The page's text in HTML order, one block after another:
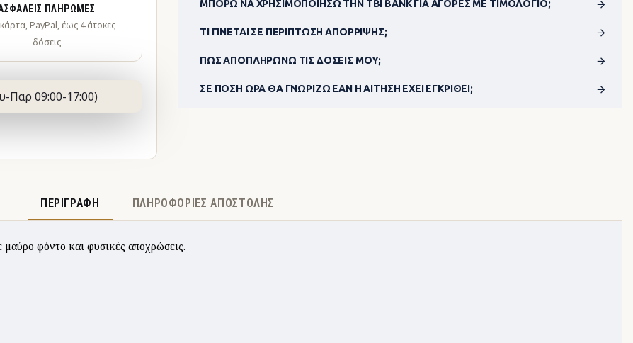
ΠΛΗΡΩΜΈΣ
κάρτα, PayPal, έως 4 άτοκες
δόσεις
Παρ 09:00-17:00)
ΜΠΟΡΏ ΝΑ ΧΡΗΣΙΜΟΠΟΊΗΣΩ ΤΗΝ TBI BANK ΓΙΑ ΑΓΟΡΈΣ ΜΕ ΤΙΜΟΛΌΓΙΟ;
ΤΙ ΓΊΝΕΤΑΙ ΣΕ ΠΕΡΊΠΤΩΣΗ ΑΠΌΡΡΙΨΗΣ;
ΠΏΣ ΑΠΟΠΛΗΡΏΝΩ ΤΙΣ ΔΌΣΕΙΣ ΜΟΥ;
ΣΕ ΠΌΣΗ ΏΡΑ ΘΑ ΓΝΩΡΊΖΩ ΕΆΝ Η ΑΊΤΗΣΗ ΈΧΕΙ ΕΓΚΡΙΘΕΊ;
ΠΕΡΙΓΡΑΦΉ ΠΛΗΡΟΦΟΡΊΕΣ ΑΠΟΣΤΟΛΉΣ
φόντο και φυσικές αποχρώσεις.